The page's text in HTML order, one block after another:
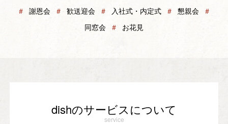
＃ 謝恩会 ＃ 歓送迎会 ＃ 入社式・内定式 ＃ 懇親会 ＃
同窓会 ＃ お花見
dishのサービスについて
service